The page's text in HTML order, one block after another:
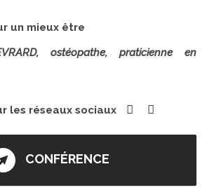
un mieux être
ostéopathe, praticienne en
les réseaux sociaux
CONFÉRENCE